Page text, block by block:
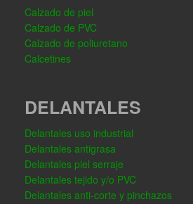
Calzado de piel
Calzado de PVC
Calzado de poliuretano
Calcetines
DELANTALES
Delantales uso industrial
Delantales antigrasa
Delantales piel serraje
Delantales tejido y/o PVC
Delantales anti-corte y pinchazos